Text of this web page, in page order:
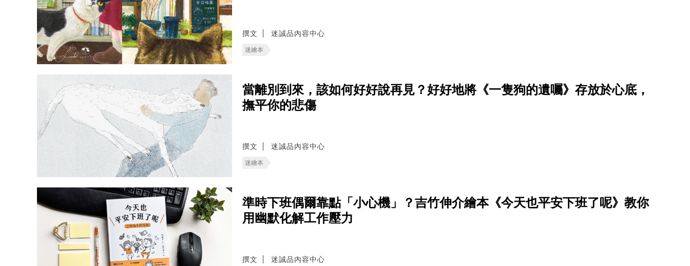
撰文 迷誠品內容中心
迷繪本
當離別到來，該如何好好說再見？好好地將《一隻狗的遺囑》存放於心底，
撫平你的悲傷
撰文 迷誠品內容中心
迷繪本
準時下班偶爾靠點「小心機」？吉竹伸介繪本《今天也平安下班了呢》教你
用幽默化解工作壓力
撰文 迷誠品內容中心